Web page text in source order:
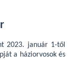
2023. január 1-től
a háziorvosok és